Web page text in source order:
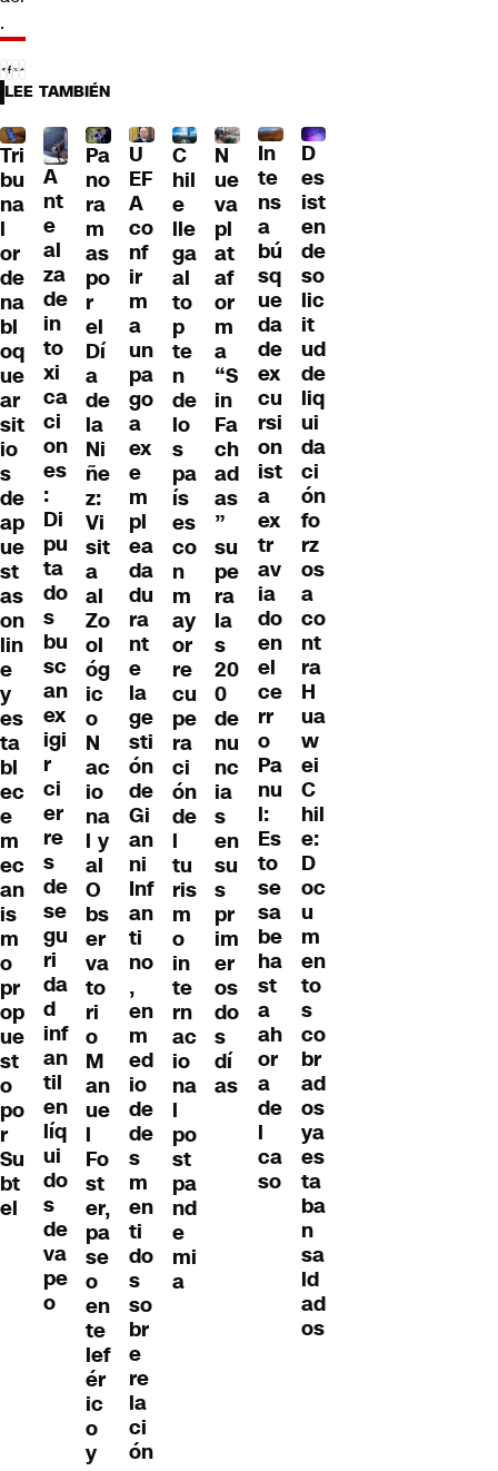
.
LEE TAMBIÉN
Tri
bu
na
l
or
de
na
bl
oq
ue
ar
sit
io
s
de
ap
ue
st
as
on
lin
e
y
es
ta
bl
ec
e
m
ec
an
is
m
o
pr
op
ue
st
o
po
r
Su
bt
el
A
nt
e
al
za
de
in
to
xi
ca
ci
on
es
:
Di
pu
ta
do
s
bu
sc
an
ex
igi
r
ci
er
re
s
de
se
gu
ri
da
d
inf
an
til
en
líq
ui
do
s
de
va
pe
o
Pa
no
ra
m
as
po
r
el
Dí
a
de
la
Ni
ñe
z:
Vi
sit
a
al
Zo
ol
óg
ic
o
N
ac
io
na
l y
al
O
bs
er
va
to
ri
o
M
an
ue
l
Fo
st
er,
pa
se
o
en
te
lef
ér
ic
o
y
U
EF
A
co
nf
ir
m
a
un
pa
go
a
ex
e
m
pl
ea
da
du
ra
nt
e
la
ge
sti
ón
de
Gi
an
ni
Inf
an
ti
no
,
en
m
ed
io
de
de
s
m
en
ti
do
s
so
br
e
re
la
ci
ón
C
hil
e
lle
ga
al
to
p
te
n
de
lo
s
pa
ís
es
co
n
m
ay
or
re
cu
pe
ra
ci
ón
de
l
tu
ris
m
o
in
te
rn
ac
io
na
l
po
st
pa
nd
e
mi
a
N
ue
va
pl
at
af
or
m
a
“S
in
Fa
ch
ad
as
”
su
pe
ra
la
s
20
0
de
nu
nc
ia
s
en
su
s
pr
im
er
os
do
s
dí
as
In
te
ns
a
bú
sq
ue
da
de
ex
cu
rsi
on
ist
a
ex
tr
av
ia
do
en
el
ce
rr
o
Pa
nu
l:
Es
to
se
sa
be
ha
st
a
ah
or
a
de
l
ca
so
D
es
ist
en
de
so
lic
it
ud
de
liq
ui
da
ci
ón
fo
rz
os
a
co
nt
ra
H
ua
w
ei
C
hil
e:
D
oc
u
m
en
to
s
co
br
ad
os
ya
es
ta
ba
n
sa
ld
ad
os